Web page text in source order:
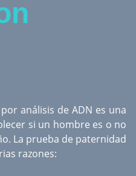
análisis de ADN es una
si un hombre es o no
La prueba de paternidad
razones: